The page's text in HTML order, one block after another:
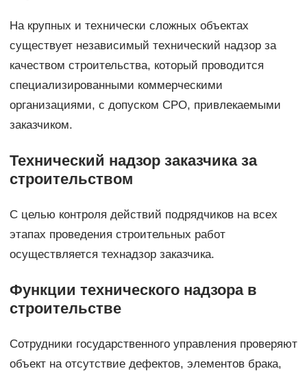
На крупных и технически сложных объектах
существует независимый технический надзор за
качеством строительства, который проводится
специализированными коммерческими
организациями, с допуском СРО, привлекаемыми
заказчиком.
Технический надзор заказчика за
строительством
С целью контроля действий подрядчиков на всех
этапах проведения строительных работ
осуществляется технадзор заказчика.
Функции технического надзора в
строительстве
Сотрудники государственного управления проверяют
объект на отсутствие дефектов, элементов брака,